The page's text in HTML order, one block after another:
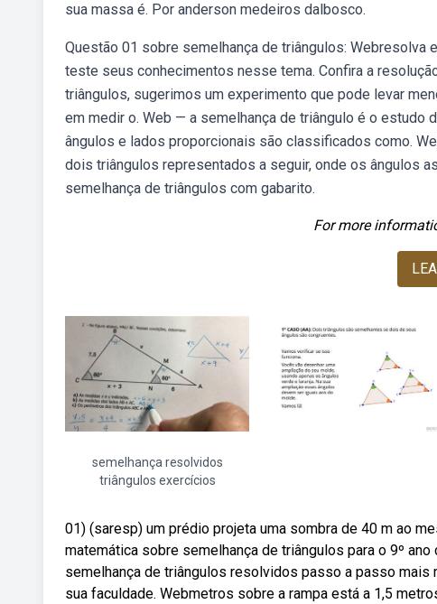
sua massa é. Por anderson medeiros dalbosco.
Questão 01 sobre semelhança de triângulos:
teste seus conhecimentos nesse tema. Confira a
triângulos, sugerimos um experimento que pode levar
em medir o. Web — a semelhança de triângulo é o estudo
ângulos e lados proporcionais são classificados como.
dois triângulos representados a seguir, onde os ângulos
semelhança de triângulos com gabarito.
For more
semelhança resolvidos
triângulos exercícios
01) (saresp) um prédio projeta uma sombra de 40 m ao
matemática sobre semelhança de triângulos para o 9º
semelhança de triângulos resolvidos passo a passo mais
sua faculdade. Webmetros sobre a rampa está a 1,5